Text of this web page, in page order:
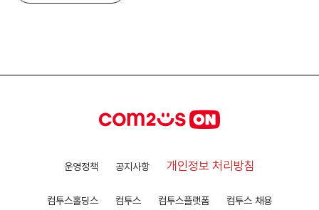
운영정책 공지사항 개인정보 처리방침
컴투스홀딩스 컴투스 컴투스플랫폼 컴투스 채용